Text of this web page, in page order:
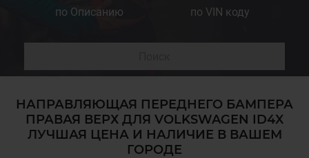
по Описанию по VIN коду
НАПРАВЛЯЮЩАЯ ПЕРЕДНЕГО БАМПЕРА
ПРАВАЯ ВЕРХ ДЛЯ VOLKSWAGEN ID4X
ЛУЧШАЯ ЦЕНА И НАЛИЧИЕ В ВАШЕМ
ГОРОДЕ